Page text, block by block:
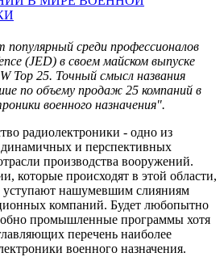
среди профессионалов
(JED) в своем майском выпуске
Top 25. Точный смысл названия
по объему продаж 25 компаний в
военного назначения".
радиолектроники - одно из
и перспективных
производства вооружений.
которые происходят в этой области,
уступают нашумевшим слияниям
компаний. Будет любопытно
промышленные программы хотя
перечень наиболее
военного назначения.